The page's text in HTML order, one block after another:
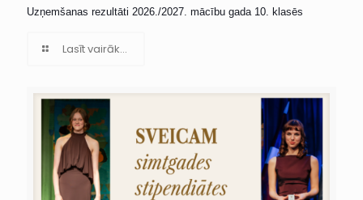
Uzņemšanas rezultāti 2026./2027. mācību gada 10. klasēs
Lasīt vairāk...